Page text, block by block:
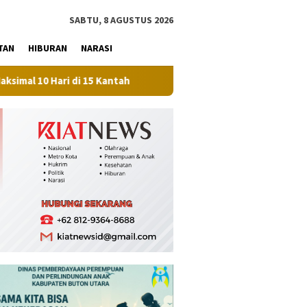
SABTU, 8 AGUSTUS 2026
HIBURAN NARASI
di 15 Kantah Perkuat Ketahanan Pangan, Pemkab